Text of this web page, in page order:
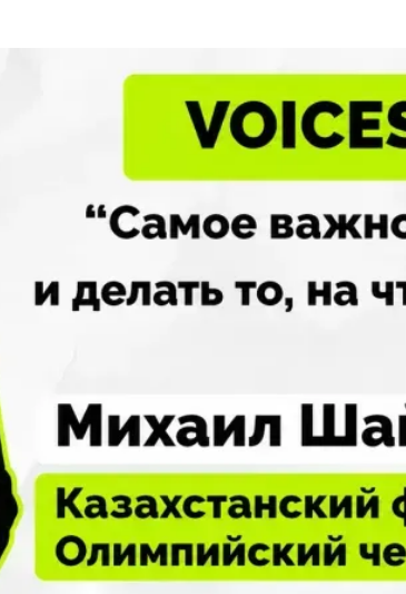
важное — это
то, на что не
история Михаила
которые побеждают. И есть
нашего первого выпуска – из
2026 года, чемпион четырех
мира – за этими титулами
а особый способ мышления
не решаются другие.
все началось